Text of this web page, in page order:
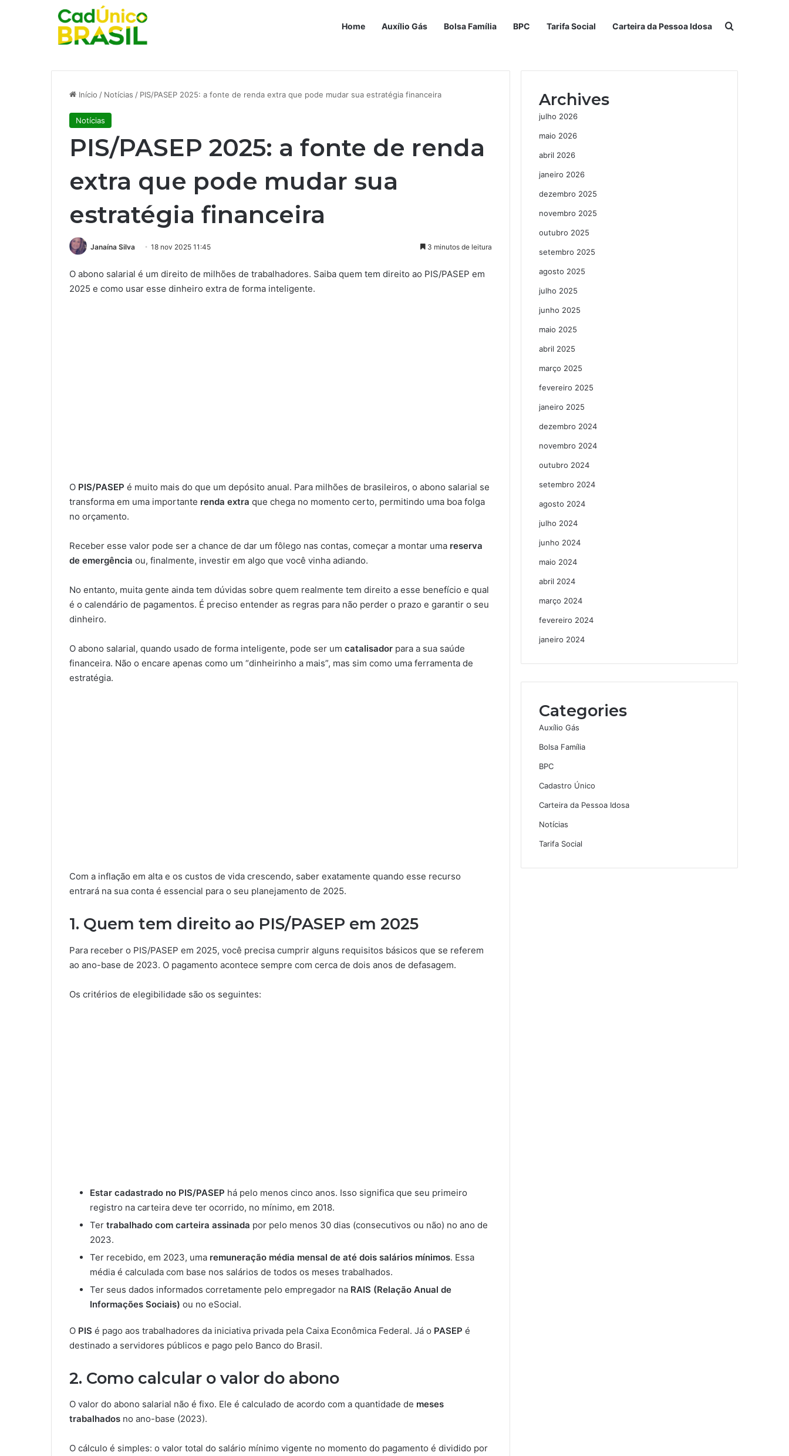
Home Auxílio Gás Bolsa Família BPC Tarifa Social Carteira da Pessoa Idosa Procurar por
Início / Notícias / PIS/PASEP 2025: a fonte de renda extra que pode mudar sua estratégia financeira
Notícias
PIS/PASEP 2025: a fonte de renda
extra que pode mudar sua
estratégia financeira
Janaína Silva 18 nov 2025 11:45 3 minutos de leitura
O abono salarial é um direito de milhões de trabalhadores. Saiba quem tem direito ao PIS/PASEP em
2025 e como usar esse dinheiro extra de forma inteligente.
O PIS/PASEP é muito mais do que um depósito anual. Para milhões de brasileiros, o abono salarial se
transforma em uma importante renda extra que chega no momento certo, permitindo uma boa folga
no orçamento.
Receber esse valor pode ser a chance de dar um fôlego nas contas, começar a montar uma reserva
de emergência ou, finalmente, investir em algo que você vinha adiando.
No entanto, muita gente ainda tem dúvidas sobre quem realmente tem direito a esse benefício e qual
é o calendário de pagamentos. É preciso entender as regras para não perder o prazo e garantir o seu
dinheiro.
O abono salarial, quando usado de forma inteligente, pode ser um catalisador para a sua saúde
financeira. Não o encare apenas como um “dinheirinho a mais”, mas sim como uma ferramenta de
estratégia.
Com a inflação em alta e os custos de vida crescendo, saber exatamente quando esse recurso
entrará na sua conta é essencial para o seu planejamento de 2025.
1. Quem tem direito ao PIS/PASEP em 2025
Para receber o PIS/PASEP em 2025, você precisa cumprir alguns requisitos básicos que se referem
ao ano-base de 2023. O pagamento acontece sempre com cerca de dois anos de defasagem.
Os critérios de elegibilidade são os seguintes:
Estar cadastrado no PIS/PASEP há pelo menos cinco anos. Isso significa que seu primeiro
registro na carteira deve ter ocorrido, no mínimo, em 2018.
Ter trabalhado com carteira assinada por pelo menos 30 dias (consecutivos ou não) no ano de
2023.
Ter recebido, em 2023, uma remuneração média mensal de até dois salários mínimos. Essa
média é calculada com base nos salários de todos os meses trabalhados.
Ter seus dados informados corretamente pelo empregador na RAIS (Relação Anual de
Informações Sociais) ou no eSocial.
O PIS é pago aos trabalhadores da iniciativa privada pela Caixa Econômica Federal. Já o PASEP é
destinado a servidores públicos e pago pelo Banco do Brasil.
2. Como calcular o valor do abono
O valor do abono salarial não é fixo. Ele é calculado de acordo com a quantidade de meses
trabalhados no ano-base (2023).
O cálculo é simples: o valor total do salário mínimo vigente no momento do pagamento é dividido por
Archives
julho 2026
maio 2026
abril 2026
janeiro 2026
dezembro 2025
novembro 2025
outubro 2025
setembro 2025
agosto 2025
julho 2025
junho 2025
maio 2025
abril 2025
março 2025
fevereiro 2025
janeiro 2025
dezembro 2024
novembro 2024
outubro 2024
setembro 2024
agosto 2024
julho 2024
junho 2024
maio 2024
abril 2024
março 2024
fevereiro 2024
janeiro 2024
Categories
Auxílio Gás
Bolsa Família
BPC
Cadastro Único
Carteira da Pessoa Idosa
Notícias
Tarifa Social